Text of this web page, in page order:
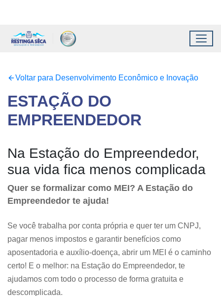
Topo do site
Ir para conteúdo principal
Todos os atalhos
Voltar para Desenvolvimento Econômico e Inovação
ESTAÇÃO DO
EMPREENDEDOR
Na Estação do Empreendedor,
sua vida fica menos complicada
Quer se formalizar como MEI? A Estação do
Empreendedor te ajuda!
Se você trabalha por conta própria e quer ter um CNPJ,
pagar menos impostos e garantir benefícios como
aposentadoria e auxílio-doença, abrir um MEI é o caminho
certo! E o melhor: na Estação do Empreendedor, te
ajudamos com todo o processo de forma gratuita e
descomplicada.